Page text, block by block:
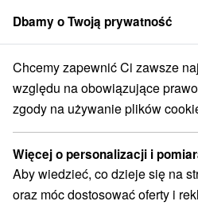
członek grupySorger
Západné Slovensko Nitriansky kraj
Basen Santovka
Wyświetl stronę internetową
Dbamy o Twoją prywatność
Chcemy zapewnić Ci zawsze
względu na obowiązujące
zgody na używanie plików
Więcej o personalizacji i
Aby wiedzieć, co dzieje się na
oraz móc dostosować oferty i